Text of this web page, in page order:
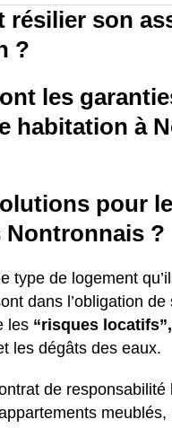
résilier son
?
les
habitation à
pour
Nontronnais ?
type de logement
dans l’obligation de
les “risques locatifs”,
les dégâts des eaux.
de responsabilité
meublés,